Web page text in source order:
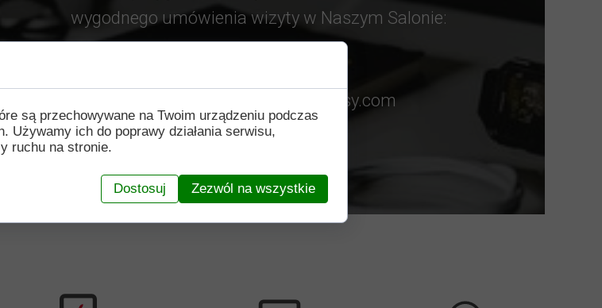
poprzez aplikację booksy.com
Messenger Facebook
wygodnego umówienia wizyty w Naszym Salonie:
są przechowywane na Twoim urządzeniu podczas
Używamy ich do poprawy działania serwisu,
ruchu na stronie.
Dostosuj Zezwól na wszystkie